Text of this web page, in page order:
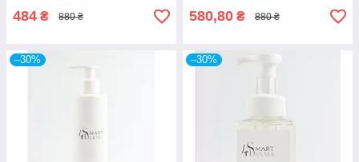
484 ₴ 880 ₴
FILING
580,80 ₴ 880 ₴
–30% –30%